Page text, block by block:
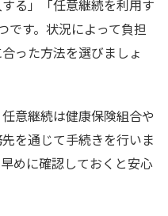
る」「任意継続を利用す
です。状況によって負担
った方法を選びましょ
意継続は健康保険組合や
を通じて手続きを行いま
めに確認しておくと安心